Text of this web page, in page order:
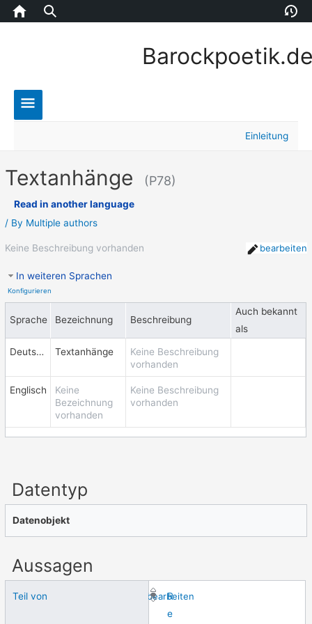
Home
Main
Einleitung
Textanhänge (P78)
Read in another language
/ By Multiple authors
Keine Beschreibung vorhanden bearbeiten
In weiteren Sprachen
Konfigurieren
Sprache Bezeichnung Beschreibung
Auch bekannt
als
Deutsch Textanhänge
Keine Beschreibung
vorhanden
Englisch
Keine
Bezeichnung
vorhanden
Keine Beschreibung
vorhanden
Datentyp
Datenobjekt
Aussagen
Teil von
R
e
bearbeiten